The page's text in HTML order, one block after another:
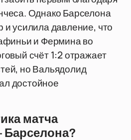
Однако Барселона
и усилила давление, что
и Фермина во
счёт 1:2 отражает
но Вальядолид
достойное
матча
Барселона?